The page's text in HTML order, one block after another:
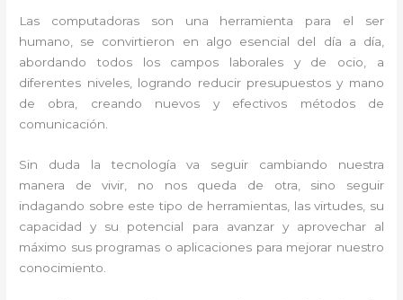
Las computadoras son una herramienta para el ser
humano, se convirtieron en algo esencial del día a día,
abordando todos los campos laborales y de ocio, a
diferentes niveles, logrando reducir presupuestos y mano
de obra, creando nuevos y efectivos métodos de
comunicación.
Sin duda la tecnología va seguir cambiando nuestra
manera de vivir, no nos queda de otra, sino seguir
indagando sobre este tipo de herramientas, las virtudes, su
capacidad y su potencial para avanzar y aprovechar al
máximo sus programas o aplicaciones para mejorar nuestro
conocimiento.